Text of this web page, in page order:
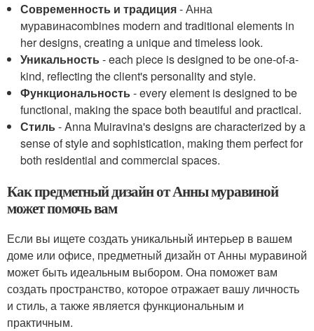
Современность и традиция- Анна
муравинаcombines modern and traditional elements in
her designs, creating a unique and timeless look.
Уникальность- each piece is designed to be one-of-a-
kind, reflecting the client's personality and style.
Функциональность- every element is designed to be
functional, making the space both beautiful and practical.
Стиль- Anna Muiravina's designs are characterized by a
sense of style and sophistication, making them perfect for
both residential and commercial spaces.
Как предметный дизайн от Анны муравиной
может помочь вам
Если вы ищете создать уникальный интерьер в вашем
доме или офисе, предметный дизайн от Анны муравиной
может быть идеальным выбором. Она поможет вам
создать пространство, которое отражает вашу личность
и стиль, а также является функциональным и
практичным.